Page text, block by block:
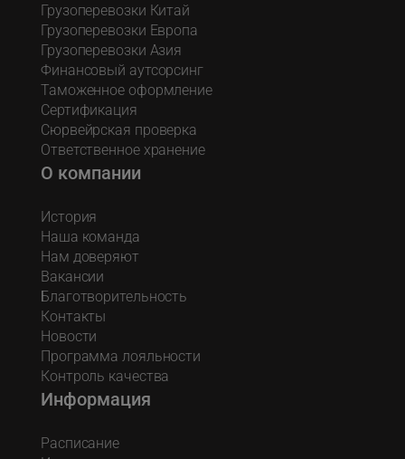
Грузоперевозки Китай
Грузоперевозки Европа
Грузоперевозки Азия
Финансовый аутсорсинг
Таможенное оформление
Сертификация
Сюрвейрская проверка
Ответственное хранение
О компании
История
Наша команда
Нам доверяют
Вакансии
Благотворительность
Контакты
Новости
Программа лояльности
Контроль качества
Информация
Расписание